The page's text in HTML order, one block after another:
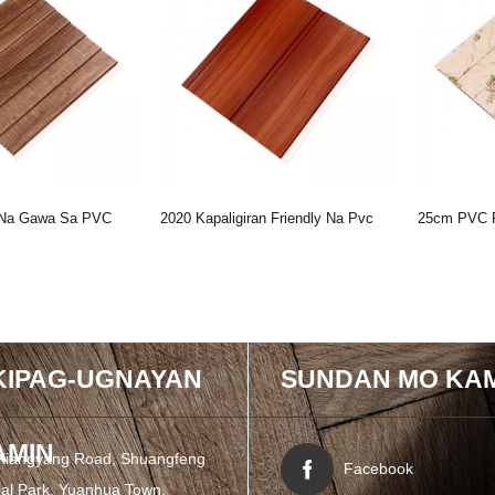
Gawa Sa PVC
2020 Kapaligiran Friendly Na Pvc
25cm PVC
UGNAYAN
Road, Shuangfeng
Park, Yuanhua Town,
SUNDAN MO
Facebook